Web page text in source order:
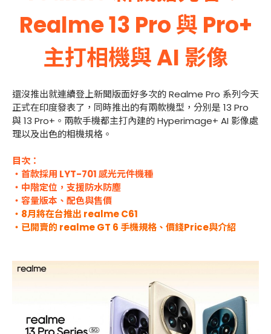
Realme 13 Pro 與 Pro+
主打相機與 AI 影像
還沒推出就連續登上新聞版面好多次的 Realme Pro 系列今天
正式在印度發表了，同時推出的有兩款機型，分別是 13 Pro
與 13 Pro+。兩款手機都主打內建的 Hyperimage+ AI 影像處
理以及出色的相機規格。
目次：
・首款採用 LYT-701 感光元件機種
・中階定位，支援防水防塵
・容量版本、配色與售價
・8月將在台推出 realme C61
・已開賣的 realme GT 6 手機規格、價錢Price與介紹